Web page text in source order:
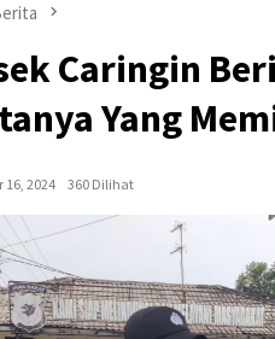
Caringin
Yang
16, 2024
360 Dilihat